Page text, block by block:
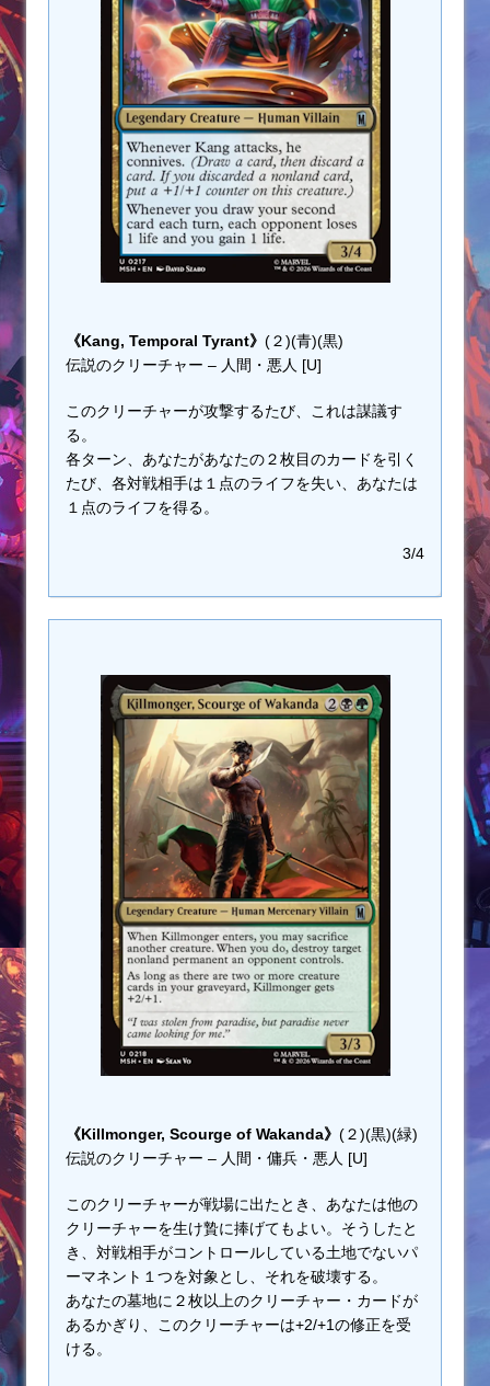
《Kang, Temporal Tyrant》 (２)(青)(黒)
伝説のクリーチャー – 人間・悪人 [U]
このクリーチャーが攻撃するたび、これは謀議す
る。
各ターン、あなたがあなたの２枚目のカードを引く
たび、各対戦相手は１点のライフを失い、あなたは
１点のライフを得る。
3/4
《Killmonger, Scourge of Wakanda》 (２)(黒)(緑)
伝説のクリーチャー – 人間・傭兵・悪人 [U]
このクリーチャーが戦場に出たとき、あなたは他の
クリーチャーを生け贄に捧げてもよい。そうしたと
き、対戦相手がコントロールしている土地でないパ
ーマネント１つを対象とし、それを破壊する。
あなたの墓地に２枚以上のクリーチャー・カードが
あるかぎり、このクリーチャーは+2/+1の修正を受
ける。